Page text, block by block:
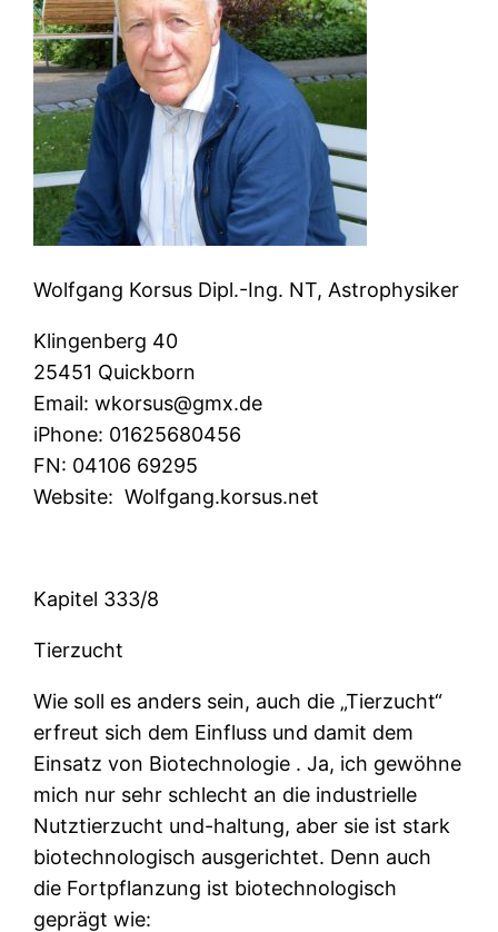
Wolfgang Korsus Dipl.-Ing. NT, Astrophysiker
Klingenberg 40
25451 Quickborn
Email:wkorsus@gmx.de
iPhone: 01625680456
FN: 04106 69295
Website:Wolfgang.korsus.net
Kapitel 333/8
Tierzucht
Wie soll es anders sein, auch die „Tierzucht“
erfreut sich dem Einfluss und damit dem
Einsatz von Biotechnologie . Ja, ich gewöhne
mich nur sehr schlecht an die industrielle
Nutztierzucht und-haltung, aber sie ist stark
biotechnologisch ausgerichtet. Denn auch
die Fortpflanzung ist biotechnologisch
geprägt wie: